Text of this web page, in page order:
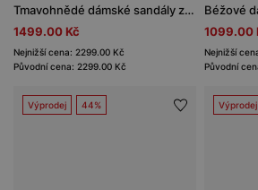
Tmavohnědé dámské sandály ze štípenky
1499.00 Kč
Nejnižší cena: 2299.00 Kč
Původní cena: 2299.00 Kč
1099.00
Nejnižší
Původní
Výprodej 44% Výprodej